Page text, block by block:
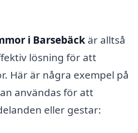
i Barsebäck är alltså
lösning för att
Här är några exempel på
användas för att
eller gestar: